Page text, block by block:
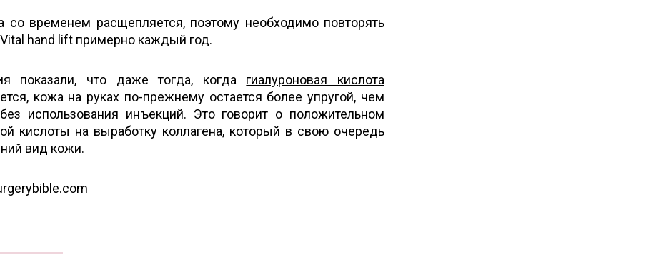
со временем расщепляется, поэтому необходимо повторять
hand lift примерно каждый год.
показали, что даже тогда, когда гиалуроновая кислота
кожа на руках по-прежнему остается более упругой, чем
использования инъекций. Это говорит о положительном
кислоты на выработку коллагена, который в свою очередь
вид кожи.